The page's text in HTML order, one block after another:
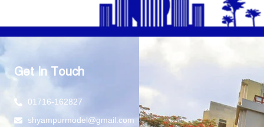
Get In Touch
01716-162827
shyampurmodel@gmail.com